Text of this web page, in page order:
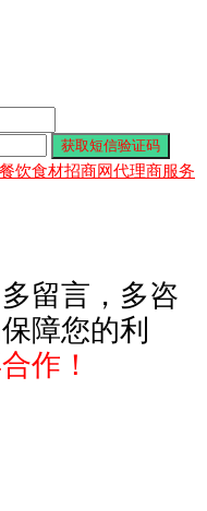
饮食材招商网代理商服务
留言，多咨
障您的利
作！